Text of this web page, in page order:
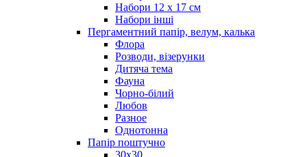
Набори 12 х 17 см
Набори інші
Пергаментний папір, велум, калька
Флора
Розводи, візерунки
Дитяча тема
Фауна
Чорно-білий
Любов
Разное
Однотонна
Папір поштучно
30х30